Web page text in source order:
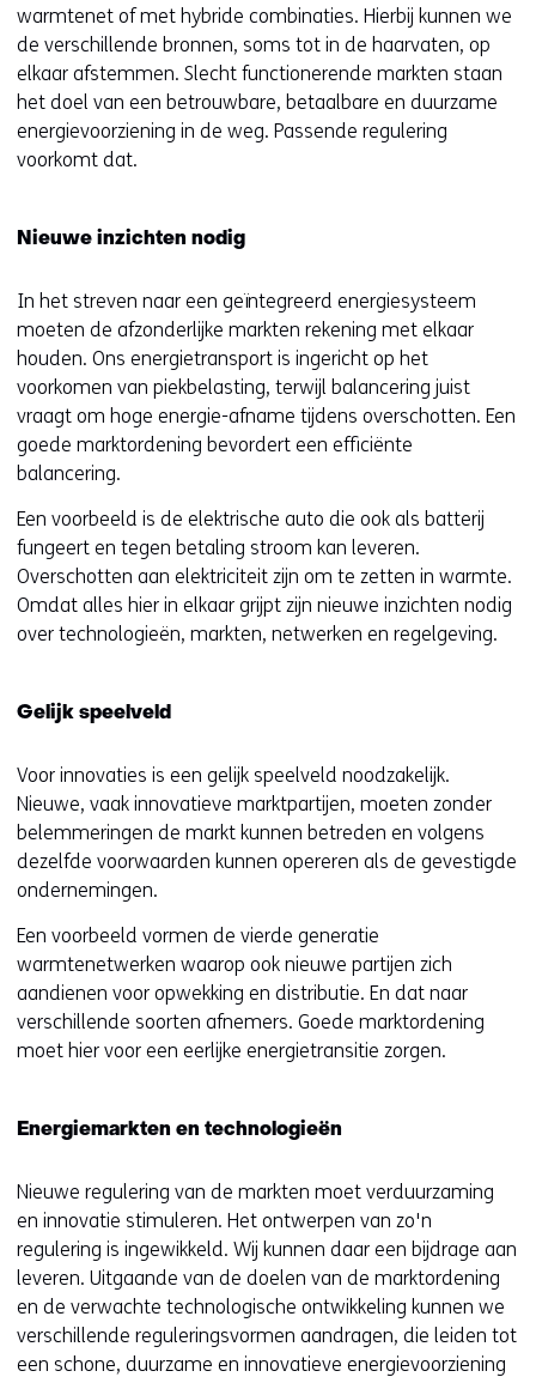
warmtenet of met hybride combinaties. Hierbij kunnen we
de verschillende bronnen, soms tot in de haarvaten, op
elkaar afstemmen. Slecht functionerende markten staan
het doel van een betrouwbare, betaalbare en duurzame
energievoorziening in de weg. Passende regulering
voorkomt dat.
Nieuwe inzichten nodig
In het streven naar een geïntegreerd energiesysteem
moeten de afzonderlijke markten rekening met elkaar
houden. Ons energietransport is ingericht op het
voorkomen van piekbelasting, terwijl balancering juist
vraagt om hoge energie-afname tijdens overschotten. Een
goede marktordening bevordert een efficiënte
balancering.
Een voorbeeld is de elektrische auto die ook als batterij
fungeert en tegen betaling stroom kan leveren.
Overschotten aan elektriciteit zijn om te zetten in warmte.
Omdat alles hier in elkaar grijpt zijn nieuwe inzichten nodig
over technologieën, markten, netwerken en regelgeving.
Gelijk speelveld
Voor innovaties is een gelijk speelveld noodzakelijk.
Nieuwe, vaak innovatieve marktpartijen, moeten zonder
belemmeringen de markt kunnen betreden en volgens
dezelfde voorwaarden kunnen opereren als de gevestigde
ondernemingen.
Een voorbeeld vormen de vierde generatie
warmtenetwerken waarop ook nieuwe partijen zich
aandienen voor opwekking en distributie. En dat naar
verschillende soorten afnemers. Goede marktordening
moet hier voor een eerlijke energietransitie zorgen.
Energiemarkten en technologieën
Nieuwe regulering van de markten moet verduurzaming
en innovatie stimuleren. Het ontwerpen van zo'n
regulering is ingewikkeld. Wij kunnen daar een bijdrage aan
leveren. Uitgaande van de doelen van de marktordening
en de verwachte technologische ontwikkeling kunnen we
verschillende reguleringsvormen aandragen, die leiden tot
een schone, duurzame en innovatieve energievoorziening